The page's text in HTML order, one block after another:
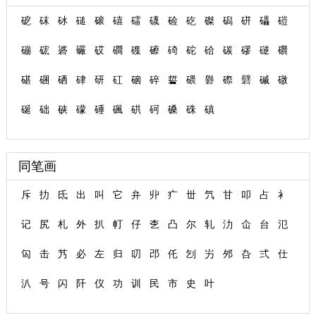
砨 砞 砅 磓 磙 礂 礌 礣 硷 矻 磔 磶 硑 礧 磑
磞 硡 碆 礹 砹 磵 磼 礤 碕 砣 硆 碳 磟 磀 礥
碪 硱 硒 硉 研 矼 硇 碎 硩 碨 礜 磜 礕 磩 礅
硟 础 硖 礞 硾 碸 硔 砢 磉 硃 磌
同笔画
斥 扐 氐 出 叫 它 弁 丱 疒 丗 氕 甘 叩 占 衤
记 尻 札 外 扒 帄 仔 朰 凸 尔 轧 氻 仚 台 氾
匃 击 艿 必 左 归 叨 邔 仛 刉 屴 邜 叴 弍 仕
汃 号 闪 阡 仪 功 训 民 市 史 叶